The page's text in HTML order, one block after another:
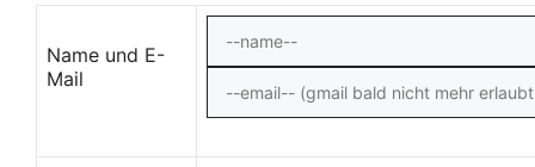
Name und E-
Mail